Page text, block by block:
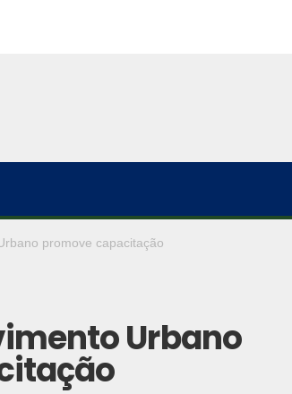
promove capacitação
Urbano